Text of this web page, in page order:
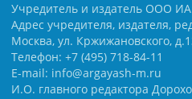
Учредитель и издатель ООО
Адрес учредителя, издателя,
Москва, ул. Кржижановского,
Телефон: +7 (495) 718-84-11
E-mail: info@argayash-m.ru
И.О. главного редактора